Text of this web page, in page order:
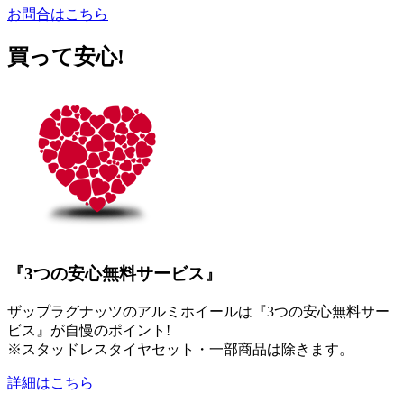
お問合はこちら
買って安心!
『3つの安心無料サービス』
ザップラグナッツのアルミホイールは『3つの安心無料サー
ビス』が自慢のポイント!
※スタッドレスタイヤセット・一部商品は除きます。
詳細はこちら